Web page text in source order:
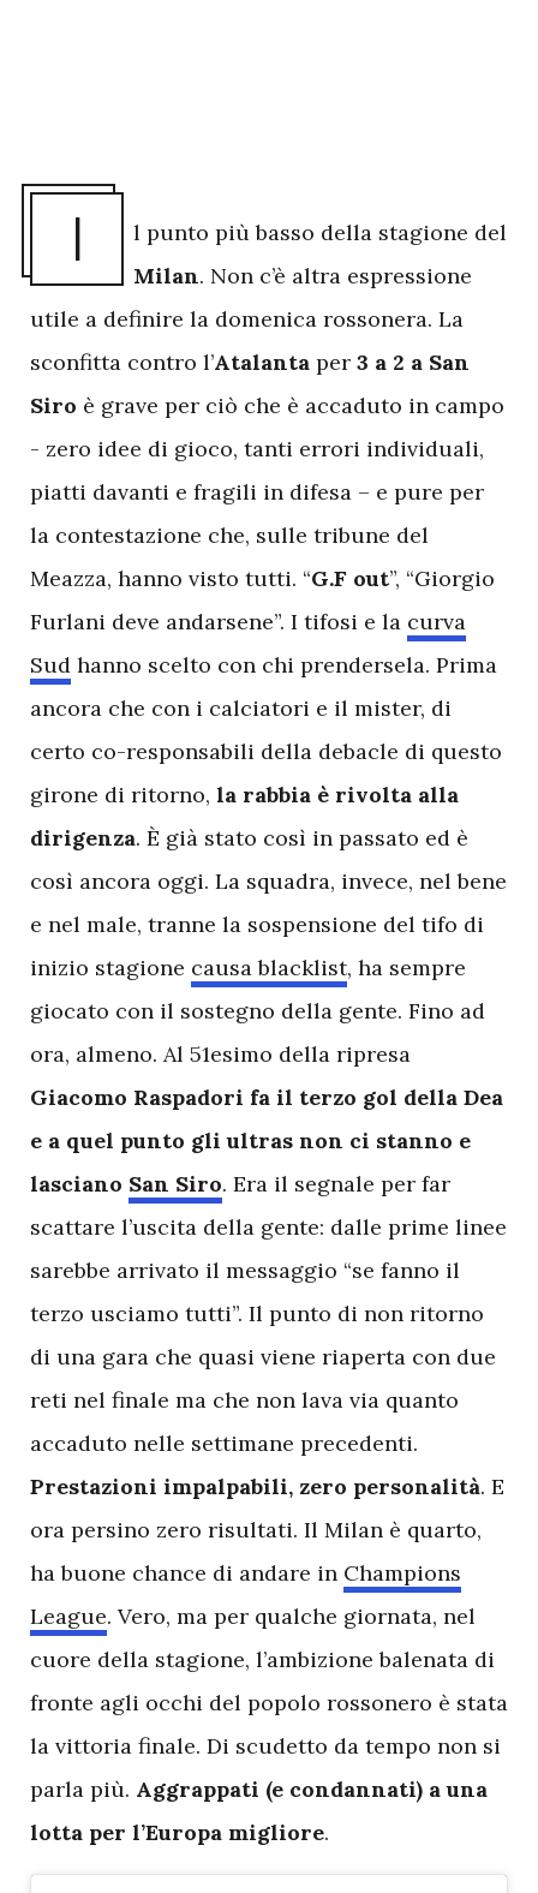
I
l punto più basso della stagione del
Milan. Non c’è altra espressione
utile a definire la domenica rossonera. La
sconfitta contro l’Atalanta per 3 a 2 a San
Siro è grave per ciò che è accaduto in campo
- zero idee di gioco, tanti errori individuali,
piatti davanti e fragili in difesa – e pure per
la contestazione che, sulle tribune del
Meazza, hanno visto tutti. “G.F out”, “Giorgio
Furlani deve andarsene”. I tifosi e la curva
Sud hanno scelto con chi prendersela. Prima
ancora che con i calciatori e il mister, di
certo co-responsabili della debacle di questo
girone di ritorno, la rabbia è rivolta alla
dirigenza. È già stato così in passato ed è
così ancora oggi. La squadra, invece, nel bene
e nel male, tranne la sospensione del tifo di
inizio stagione causa blacklist, ha sempre
giocato con il sostegno della gente. Fino ad
ora, almeno. Al 51esimo della ripresa
Giacomo Raspadori fa il terzo gol della Dea
e a quel punto gli ultras non ci stanno e
lasciano San Siro. Era il segnale per far
scattare l’uscita della gente: dalle prime linee
sarebbe arrivato il messaggio “se fanno il
terzo usciamo tutti”. Il punto di non ritorno
di una gara che quasi viene riaperta con due
reti nel finale ma che non lava via quanto
accaduto nelle settimane precedenti.
Prestazioni impalpabili, zero personalità. E
ora persino zero risultati. Il Milan è quarto,
ha buone chance di andare in Champions
League. Vero, ma per qualche giornata, nel
cuore della stagione, l’ambizione balenata di
fronte agli occhi del popolo rossonero è stata
la vittoria finale. Di scudetto da tempo non si
parla più. Aggrappati (e condannati) a una
lotta per l’Europa migliore.